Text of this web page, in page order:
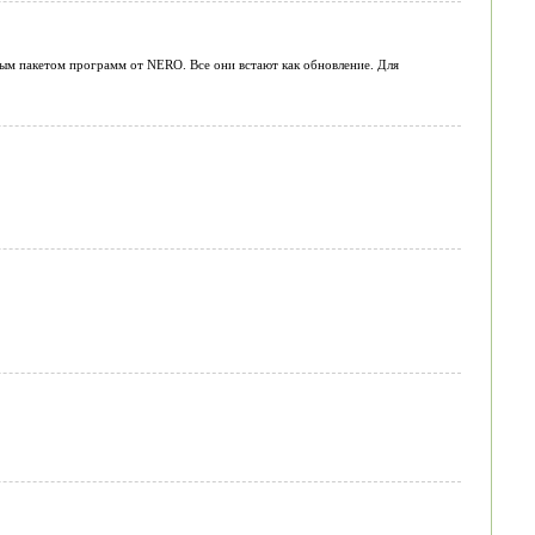
пакетом программ от NERO. Все они встают как обновление. Для